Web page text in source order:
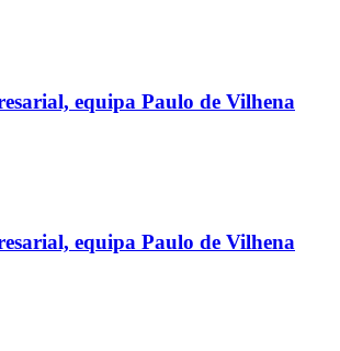
equipa Paulo de Vilhena
equipa Paulo de Vilhena